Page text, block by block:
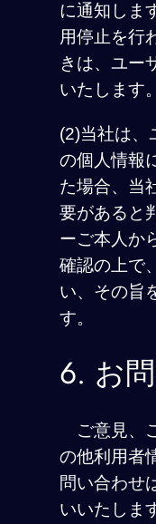
に通知しま
用停止を行
きは、ユー
いたします。
(2)当社は、
の個人情報
た場合、当
要があると
ーご本人か
確認の上で
い、その旨
す。
6. お
ご意見、
の他利用者
問い合わせ
いいたしま